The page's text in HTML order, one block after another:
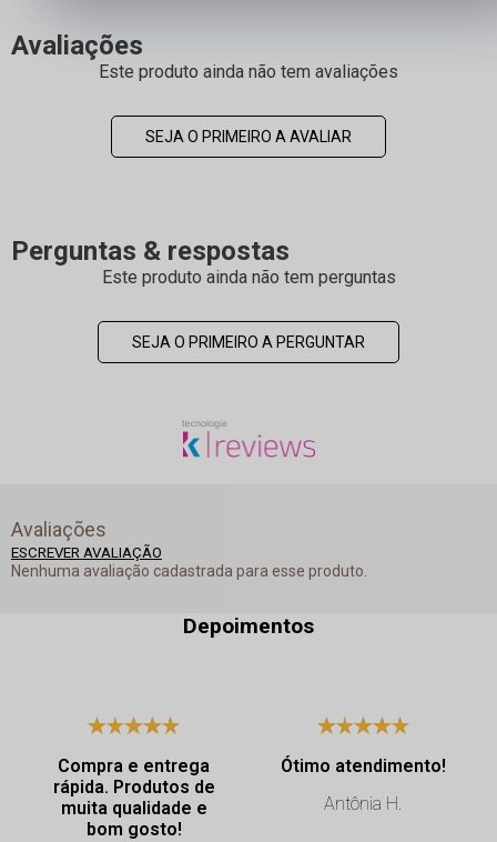
Avaliações
Este produto ainda não tem avaliações
SEJA O PRIMEIRO A AVALIAR
Perguntas & respostas
Este produto ainda não tem perguntas
SEJA O PRIMEIRO A PERGUNTAR
Avaliações
ESCREVER AVALIAÇÃO
Nenhuma avaliação cadastrada para esse produto.
Depoimentos
Compra e entrega
rápida. Produtos de
muita qualidade e
bom gosto!
Ótimo atendimento!
Antônia H.